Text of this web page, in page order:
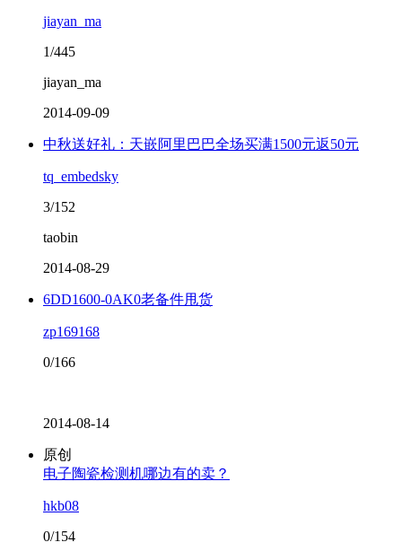
jiayan_ma
1/445
jiayan_ma
2014-09-09
中秋送好礼：天嵌阿里巴巴全场买满1500元返50元
tq_embedsky
3/152
taobin
2014-08-29
6DD1600-0AK0老备件甩货
zp169168
0/166
2014-08-14
原创
电子陶瓷检测机哪边有的卖？
hkb08
0/154